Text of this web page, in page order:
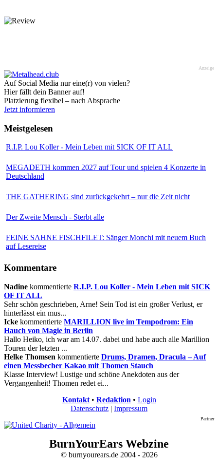
Anzeige
Auf Social Media nur eine(r) von vielen?
Hier fällt dein Banner auf!
Platzierung flexibel – nach Absprache
Jetzt informieren
Meistgelesen
R.I.P. Lou Koller - Mein Leben mit SICK OF IT ALL
MEGADETH kommen 2027 auf Tour und spielen 4 Konzerte in
Deutschland
THE GATHERING sind zurückgekehrt – nur die Zeit nicht
Der Zweite Mensch - Sterbt alle
FEINE SAHNE FISCHFILET: Sänger Monchi mit neuem Buch
auf Lesereise
Kommentare
Nadine kommentierte R.I.P. Lou Koller - Mein Leben mit SICK
OF IT ALL
Sehr schön geschrieben, Arne! Sein Tod ist ein großer Verlust, er
hinterlässt ein mus...
Icke kommentierte MARILLION live im Tempodrom: Ein
Hauch von Magie in Berlin
Hallo Heiko, ich war am 14.07. dabei und habe auch alle Marillion
Touren der letzten ...
Helke Thomsen kommentierte Drums, Dramen, Dracula – Auf
einen Messbecher Kakao mit Thomen Stauch
Klasse Interview! Lustige und schöne Anekdoten aus der
Vergangenheit! Thomen redet ei...
Kontakt• Redaktion • Login
Datenschutz | Impressum
Partner
BurnYourEars Webzine
© burnyourears.de 2004 - 2026